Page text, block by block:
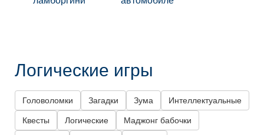
Логические игры
Головоломки Загадки Зума Интеллектуальные
Квесты Логические Маджонг бабочки